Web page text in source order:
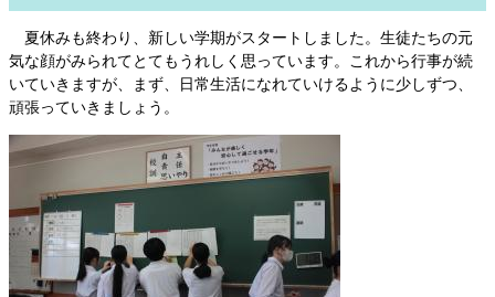
夏休みも終わり、新しい学期がスタートしました。生徒たちの元
気な顔がみられてとてもうれしく思っています。これから行事が続
いていきますが、まず、日常生活になれていけるように少しずつ、
頑張っていきましょう。